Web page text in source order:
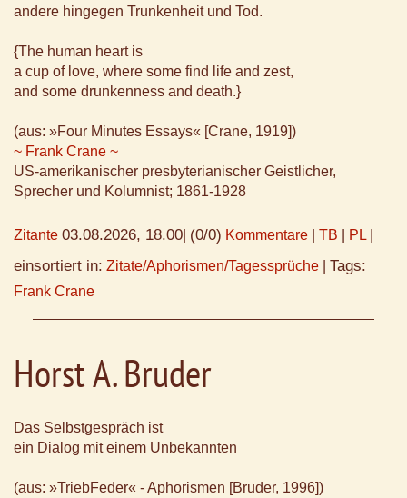
andere hingegen Trunkenheit und Tod.
{The human heart is
a cup of love, where some find life and zest,
and some drunkenness and death.}
(aus: »Four Minutes Essays« [Crane, 1919])
~ Frank Crane ~
US-amerikanischer presbyterianischer Geistlicher,
Sprecher und Kolumnist; 1861-1928
Zitante 03.08.2026, 18.00 (0/0) Kommentare TB PL
einsortiert in: Zitate/Aphorismen/Tagessprüche Tags:
Frank Crane
Horst A. Bruder
Das Selbstgespräch ist
ein Dialog mit einem Unbekannten
(aus: »TriebFeder« - Aphorismen [Bruder, 1996])